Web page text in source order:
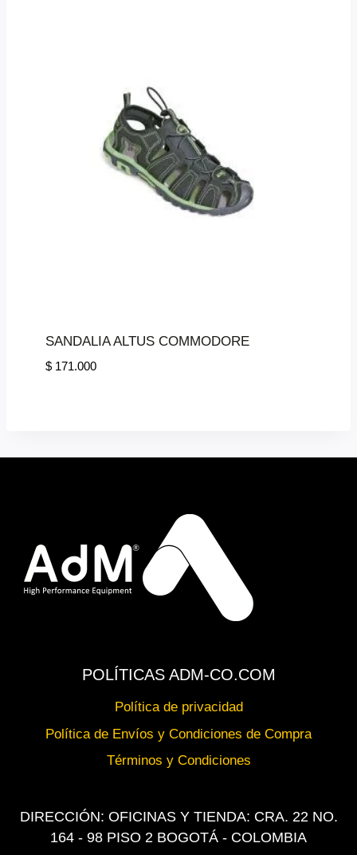
SANDALIA ALTUS COMMODORE
$171.000
POLÍTICAS ADM-CO.COM
Política de privacidad
Política de Envíos y Condiciones de Compra
Términos y Condiciones
DIRECCIÓN: OFICINAS Y TIENDA: CRA. 22 NO.
164 - 98 PISO 2 BOGOTÁ - COLOMBIA